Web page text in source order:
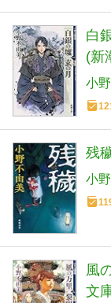
白
(新
小
残
小
風
文